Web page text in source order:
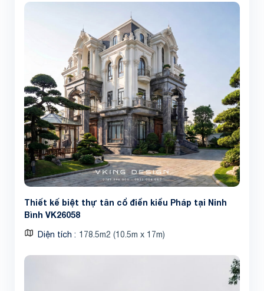
Thiết kế biệt thự tân cổ điển kiểu Pháp tại Ninh
Bình VK26058
Diện tích 178.5m2 (10.5m x 17m)